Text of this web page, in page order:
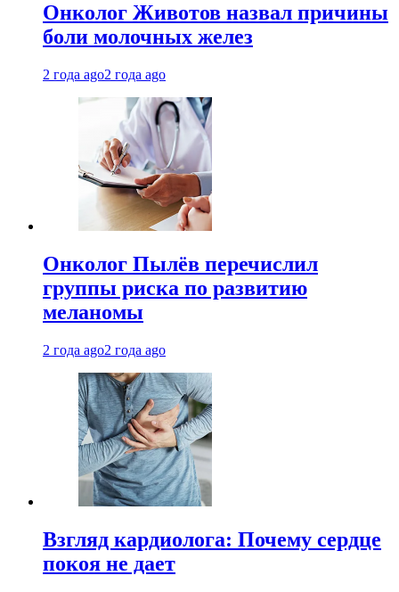
Онколог Животов назвал причины
боли молочных желез
2 года ago2 года ago
Онколог Пылёв перечислил
группы риска по развитию
меланомы
2 года ago2 года ago
Взгляд кардиолога: Почему сердце
покоя не дает